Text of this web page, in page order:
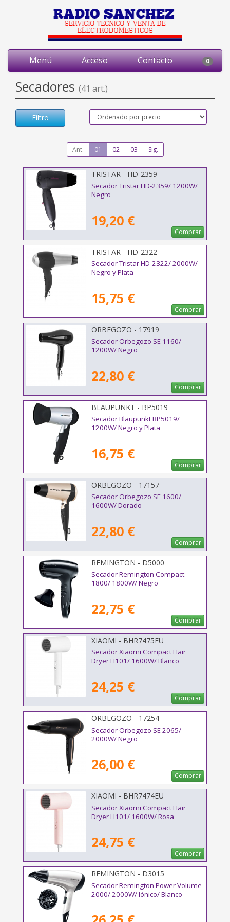
Menú Acceso Contacto 0
Secadores (41 art.)
Filtro
Ant. 01 02 03 Sig.
TRISTAR - HD-2359
Secador Tristar HD-2359/ 1200W/
Negro
19,20 €
Comprar
TRISTAR - HD-2322
Secador Tristar HD-2322/ 2000W/
Negro y Plata
15,75 €
Comprar
ORBEGOZO - 17919
Secador Orbegozo SE 1160/
1200W/ Negro
22,80 €
Comprar
BLAUPUNKT - BP5019
Secador Blaupunkt BP5019/
1200W/ Negro y Plata
16,75 €
Comprar
ORBEGOZO - 17157
Secador Orbegozo SE 1600/
1600W/ Dorado
22,80 €
Comprar
REMINGTON - D5000
Secador Remington Compact
1800/ 1800W/ Negro
22,75 €
Comprar
XIAOMI - BHR7475EU
Secador Xiaomi Compact Hair
Dryer H101/ 1600W/ Blanco
24,25 €
Comprar
ORBEGOZO - 17254
Secador Orbegozo SE 2065/
2000W/ Negro
26,00 €
Comprar
XIAOMI - BHR7474EU
Secador Xiaomi Compact Hair
Dryer H101/ 1600W/ Rosa
24,75 €
Comprar
REMINGTON - D3015
Secador Remington Power Volume
2000/ 2000W/ Iónico/ Blanco